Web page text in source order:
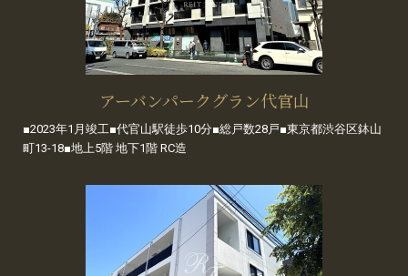
アーバンパークグラン代官山
■2023年1月竣工■代官山駅徒歩10分■総戸数28戸■東京都渋谷区鉢山
町13-18■地上5階 地下1階 RC造